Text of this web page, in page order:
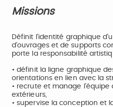
Missions
Définit l’identité graphique
d’ouvrages et de supports
porte la responsabilité
• définit la ligne graphique
orientations en lien avec la
• recrute et manage
extérieurs,
• supervise la conception et